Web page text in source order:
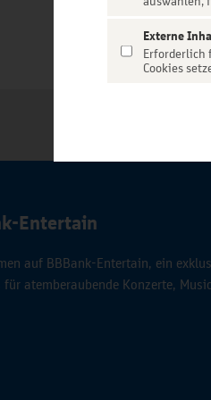
Entertain
auf BBBank-Entertain, ein
für atemberaubende Konzerte,
Externe
Erforderlich
Cookies